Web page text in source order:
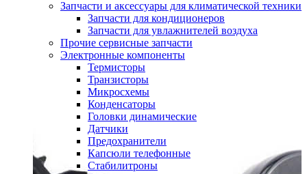
Запчасти и аксессуары для климатической техники
Запчасти для кондиционеров
Запчасти для увлажнителей воздуха
Прочие сервисные запчасти
Электронные компоненты
Термисторы
Транзисторы
Микросхемы
Конденсаторы
Головки динамические
Датчики
Предохранители
Капсюли телефонные
Стабилитроны